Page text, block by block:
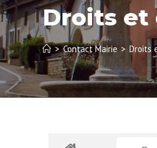
Droits et
> Contact Mairie > Droits